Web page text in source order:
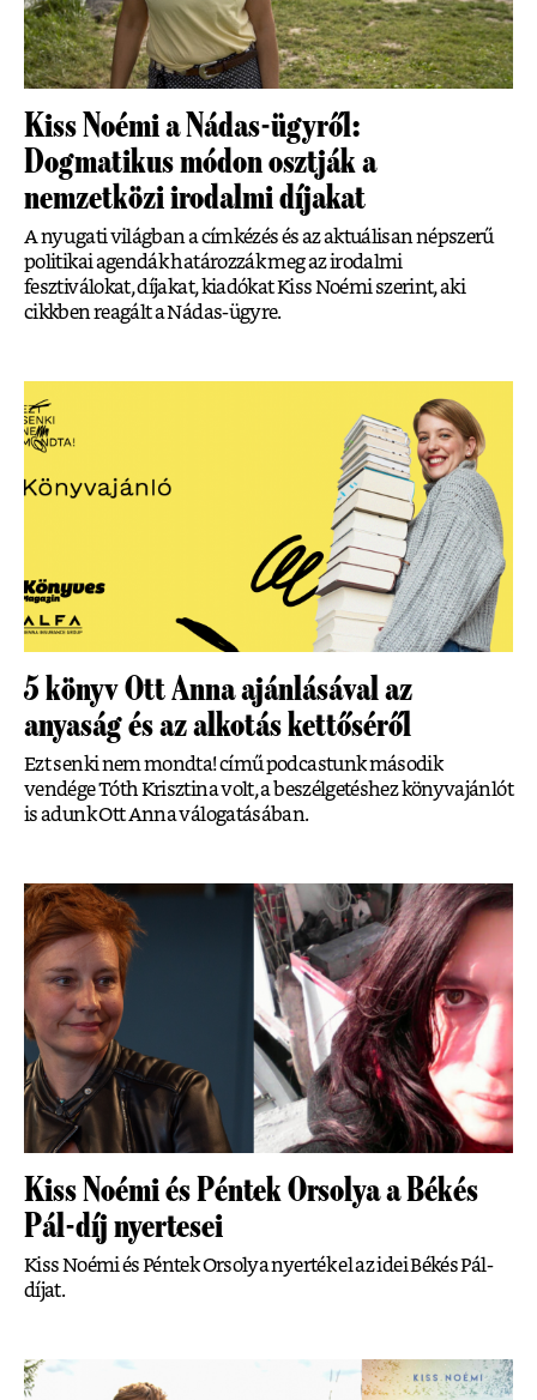
Kiss Noémi a Nádas-ügyről:
Dogmatikus módon osztják a
nemzetközi irodalmi díjakat
A nyugati világban a címkézés és az aktuálisan népszerű
politikai agendák határozzák meg az irodalmi
fesztiválokat, díjakat, kiadókat Kiss Noémi szerint, aki
cikkben reagált a Nádas-ügyre.
5 könyv Ott Anna ajánlásával az
anyaság és az alkotás kettőséről
Ezt senki nem mondta! című podcastunk második
vendége Tóth Krisztina volt, a beszélgetéshez könyvajánlót
is adunk Ott Anna válogatásában.
Kiss Noémi és Péntek Orsolya a Békés
Pál-díj nyertesei
Kiss Noémi és Péntek Orsolya nyerték el az idei Békés Pál-
díjat.